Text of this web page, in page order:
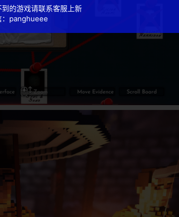
到的游戏请联系客服上新
：panghueee